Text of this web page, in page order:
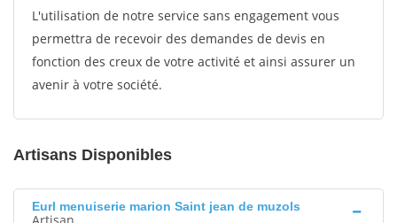
L'utilisation de notre service sans engagement vous
permettra de recevoir des demandes de devis en
fonction des creux de votre activité et ainsi assurer un
avenir à votre société.
Artisans Disponibles
Eurl menuiserie marion Saint jean de muzols